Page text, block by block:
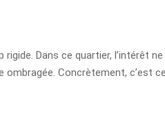
Dans ce quartier, l’intérêt
ombragée. Concrètement, c’est